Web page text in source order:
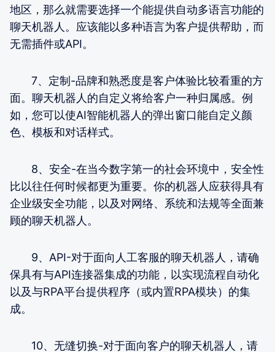
地区，那么就需要选择一个能提供自动多语言功能的
聊天机器人。应该能以多种语言为客户提供帮助，而
无需插件或API。
7、定制-品牌和熟悉度是客户体验比较看重的方
面。聊天机器人的自定义将给客户一种归属感。例
如，您可以使AI智能机器人的弹出窗口能自定义颜
色、模板和对话样式。
8、安全-在当今数字第一的社会环境中，安全性
比以往任何时候都更为重要。你的机器人应获得具有
企业级安全功能，以及对网络、系统和法规等全面兼
顾的聊天机器人。
9、API-对于面向人工客服的聊天机器人，请确
保具有与API连接器集成的功能，以实现流程自动化
以及与RPA平台提供程序（或内置RPA模块）的集
成。
10、无缝切换-对于面向客户的聊天机器人，请